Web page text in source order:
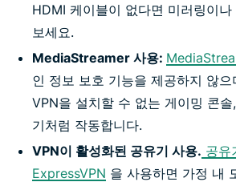
HDMI 케이블이 없다면 미러링이나
보세요.
MediaStreamer 사용:
인 정보 보호 기능을 제공하지 않으
VPN을 설치할 수 없는 게이밍 콘솔,
기처럼 작동합니다.
VPN이 활성화된 공유기 사용. 공유
ExpressVPN 을 사용하면 가정 내